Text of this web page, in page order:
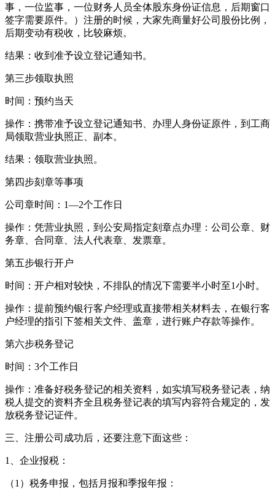
事，一位监事，一位财务人员全体股东身份证信息，后期窗口
签字需要原件。）注册的时候，大家先商量好公司股份比例，
后期变动有税收，比较麻烦。
结果：收到准予设立登记通知书。
第三步领取执照
时间：预约当天
操作：携带准予设立登记通知书、办理人身份证原件，到工商
局领取营业执照正、副本。
结果：领取营业执照。
第四步刻章等事项
公司章时间：1—2个工作日
操作：凭营业执照，到公安局指定刻章点办理：公司公章、财
务章、合同章、法人代表章、发票章。
第五步银行开户
时间：开户相对较快，不排队的情况下需要半小时至1小时。
操作：提前预约银行客户经理或直接带相关材料去，在银行客
户经理的指引下签相关文件、盖章，进行账户存款等操作。
第六步税务登记
时间：3个工作日
操作：准备好税务登记的相关资料，如实填写税务登记表，纳
税人提交的资料齐全且税务登记表的填写内容符合规定的，发
放税务登记证件。
三、注册公司成功后，还要注意下面这些：
1、企业报税：
（1）税务申报，包括月报和季报年报：